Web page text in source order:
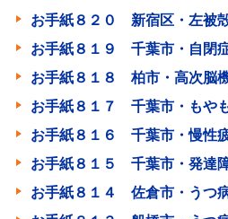
お手紙８２０ 新宿区・左被
お手紙８１９ 千葉市・自閉
お手紙８１８ 柏市・高次脳
お手紙８１７ 千葉市・もや
お手紙８１６ 千葉市・慢性
お手紙８１５ 千葉市・発達
お手紙８１４ 佐倉市・うつ